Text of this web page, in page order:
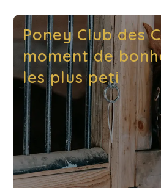
Poney Club des
moment de
les plus peti